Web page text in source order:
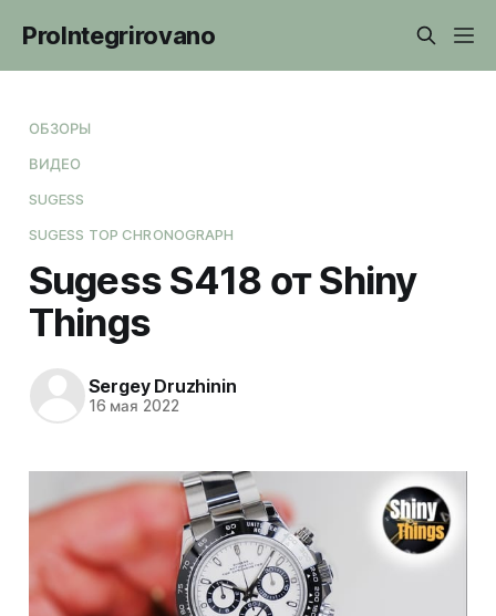
ProIntegrirovano
ОБЗОРЫ
ВИДЕО
SUGESS
SUGESS TOP CHRONOGRAPH
Sugess S418 от Shiny
Things
Sergey Druzhinin
16 мая 2022